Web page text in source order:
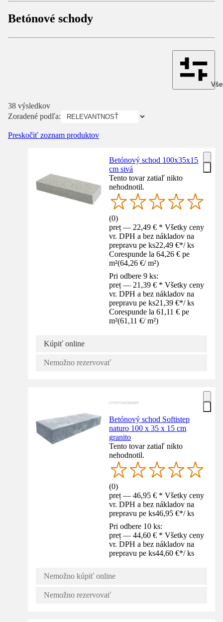
Betónové schody
38 výsledkov
Zoradené podľa:
Preskočiť zoznam produktov
Betónový schod 100x35x15
cm sivá
Tento tovar zatiaľ nikto
nehodnotil.
(0)
preț — 22,49 € * Všetky ceny
vr. DPH a bez nákladov na
prepravu pe ks22,49 €*/ ks
Corespunde la 64,26 € pe
m²(64,26 €/ m²)
Pri odbere 9 ks:
preț — 21,39 € * Všetky ceny
vr. DPH a bez nákladov na
prepravu pe ks21,39 €*/ ks
Corespunde la 61,11 € pe
m²(61,11 €/ m²)
Kúpiť online
Nemožno rezervovať
Betónový schod Softistep
naturo 100 x 35 x 15 cm
granito
Tento tovar zatiaľ nikto
nehodnotil.
(0)
preț — 46,95 € * Všetky ceny
vr. DPH a bez nákladov na
prepravu pe ks46,95 €*/ ks
Pri odbere 10 ks:
preț — 44,60 € * Všetky ceny
vr. DPH a bez nákladov na
prepravu pe ks44,60 €*/ ks
Nemožno kúpiť online
Nemožno rezervovať